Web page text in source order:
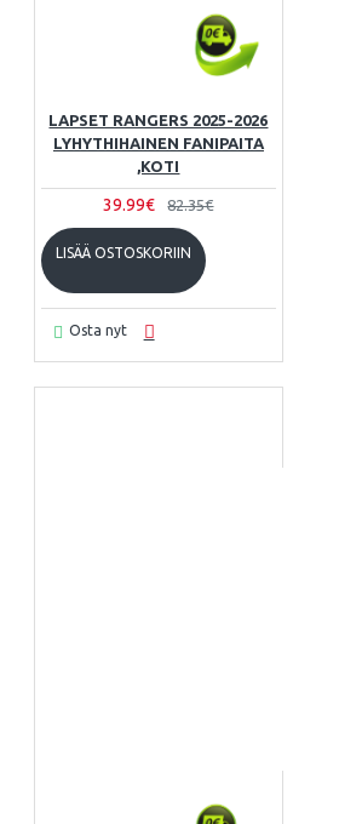
LAPSET RANGERS 2025-2026
LYHYTHIHAINEN FANIPAITA
,KOTI
39.99€ 82.35€
LISÄÄ OSTOSKORIIN
Osta nyt